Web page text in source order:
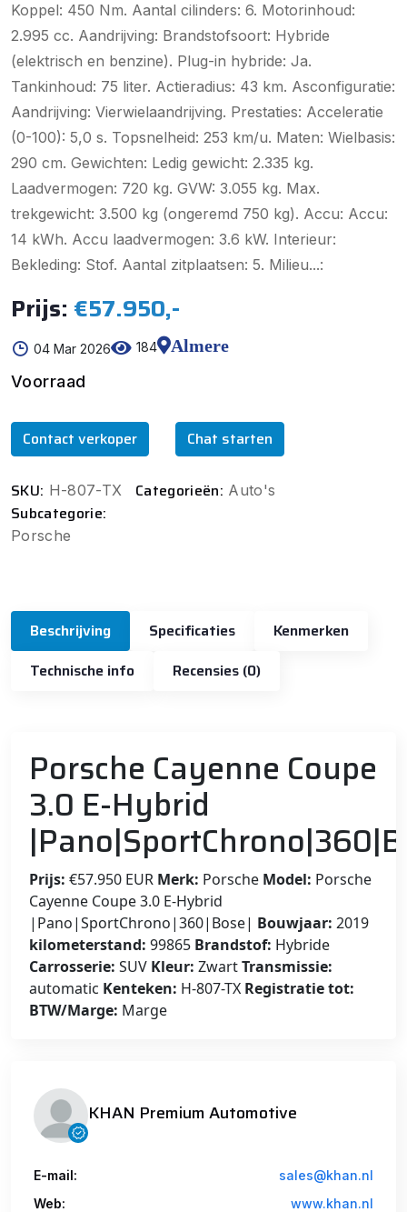
Koppel: 450 Nm. Aantal cilinders: 6. Motorinhoud:
2.995 cc. Aandrijving: Brandstofsoort: Hybride
(elektrisch en benzine). Plug-in hybride: Ja.
Tankinhoud: 75 liter. Actieradius: 43 km. Asconfiguratie:
Aandrijving: Vierwielaandrijving. Prestaties: Acceleratie
(0-100): 5,0 s. Topsnelheid: 253 km/u. Maten: Wielbasis:
290 cm. Gewichten: Ledig gewicht: 2.335 kg.
Laadvermogen: 720 kg. GVW: 3.055 kg. Max.
trekgewicht: 3.500 kg (ongeremd 750 kg). Accu: Accu:
14 kWh. Accu laadvermogen: 3.6 kW. Interieur:
Bekleding: Stof. Aantal zitplaatsen: 5. Milieu...:
Prijs: €57.950,-
04 Mar 2026 184
Almere
Voorraad
Contact verkoper Chat starten
SKU: H-807-TX Categorieën: Auto's
Subcategorie:
Porsche
Beschrijving Specificaties
Kenmerken
Technische info
Recensies (0)
Porsche Cayenne Coupe
3.0 E-Hybrid
Prijs: €57.950 EUR Merk: Porsche Model: Porsche
Cayenne Coupe 3.0 E-Hybrid
|Pano|SportChrono|360|Bose| Bouwjaar: 2019
kilometerstand: 99865 Brandstof: Hybride
Carrosserie: SUV Kleur: ZwartTransmissie:
automatic Kenteken: H-807-TX Registratie tot:
BTW/Marge: Marge
KHAN Premium Automotive
E-mail:
sales@khan.nl
Web:
www.khan.nl